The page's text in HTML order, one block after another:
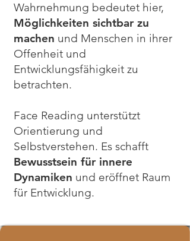
Wahrnehmung bedeutet hier,
Möglichkeiten sichtbar zu
machen und Menschen in ihrer
Offenheit und
Entwicklungsfähigkeit zu
betrachten.
Face Reading unterstützt
Orientierung und
Selbstverstehen. Es schafft
Bewusstsein für innere
Dynamiken und eröffnet Raum
für Entwicklung.